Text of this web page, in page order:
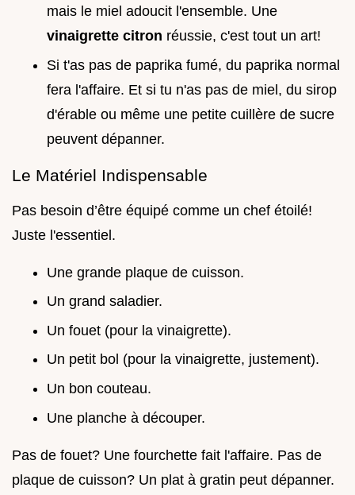
mais le miel adoucit l'ensemble. Une
vinaigrette citron réussie, c'est tout un art!
Si t'as pas de paprika fumé, du paprika normal
fera l'affaire. Et si tu n'as pas de miel, du sirop
d'érable ou même une petite cuillère de sucre
peuvent dépanner.
Le Matériel Indispensable
Pas besoin d’être équipé comme un chef étoilé!
Juste l'essentiel.
Une grande plaque de cuisson.
Un grand saladier.
Un fouet (pour la vinaigrette).
Un petit bol (pour la vinaigrette, justement).
Un bon couteau.
Une planche à découper.
Pas de fouet? Une fourchette fait l'affaire. Pas de
plaque de cuisson? Un plat à gratin peut dépanner.